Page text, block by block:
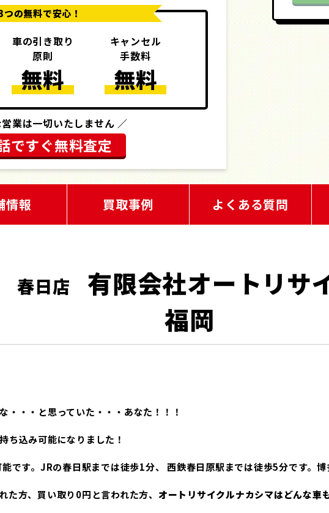
つの無料で安心！
車の引き取り
原則
無料
キャンセル
手数料
無料
業は一切いたしません ／
ですぐ無料査定
情報 買取事例 よくある質問
春日店有限会社オートリサ
福岡
・・・と思っていた・・・あなた！！！
込み可能になりました！
です。JRの春日駅までは徒歩1分、 西鉄春日原駅までは徒歩5分です。
た方、買い取り0円と言われた方、 オートリサイクルナカシマはどんな車